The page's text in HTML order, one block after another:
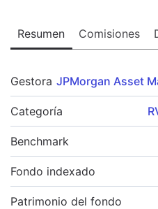
Resumen Comisiones
Gestora JPMorgan Asset
Categoría
Benchmark
Fondo indexado
Patrimonio del fondo